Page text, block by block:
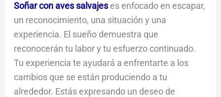
Soñar con aves salvajeses enfocado en escapar,
un reconocimiento, una situación y una
experiencia. El sueño demuestra que
reconocerán tu labor y tu esfuerzo continuado.
Tu experiencia te ayudará a enfrentarte a los
cambios que se están produciendo a tu
alrededor. Estás expresando un deseo de